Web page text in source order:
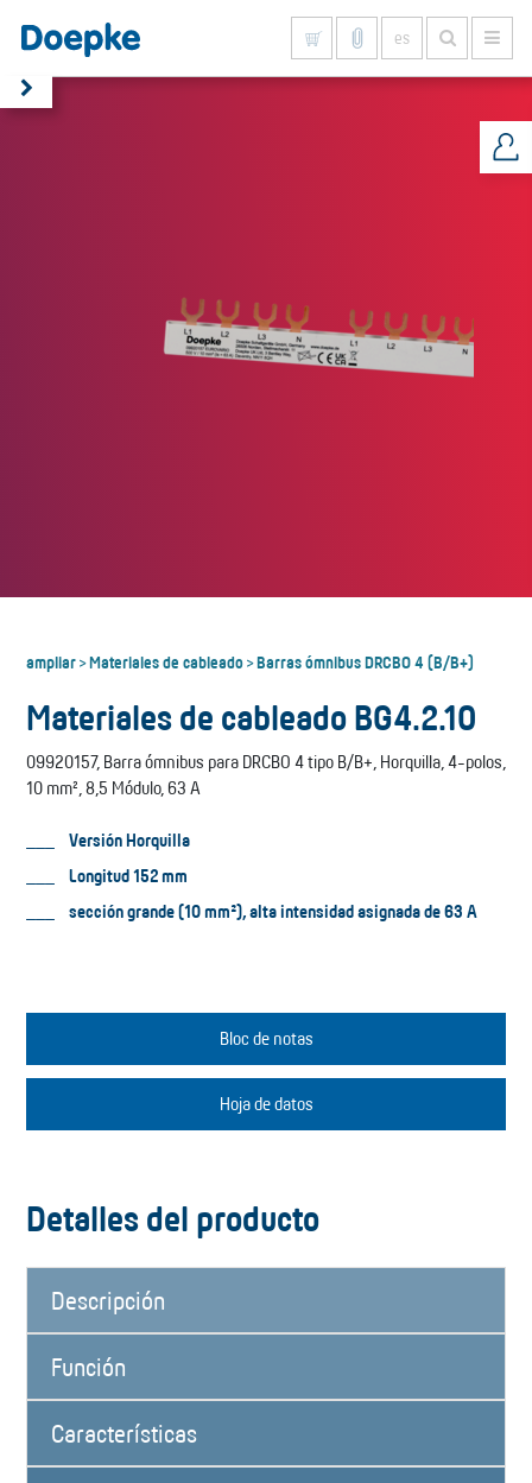
es
ampliar>Materiales de cableado>Barras ómnibus DRCBO 4 (B/B+)
Materiales de cableado BG4.2.10
09920157, Barra ómnibus para DRCBO 4 tipo B/B+, Horquilla, 4-polos,
10 mm², 8,5 Módulo, 63 A
Versión Horquilla
Longitud 152 mm
sección grande (10 mm²), alta intensidad asignada de 63 A
Bloc de notas
Hoja de datos
Detalles del producto
Descripción
Función
Características